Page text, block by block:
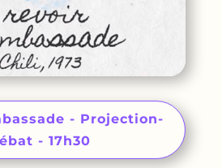
- Projection-
- 17h30